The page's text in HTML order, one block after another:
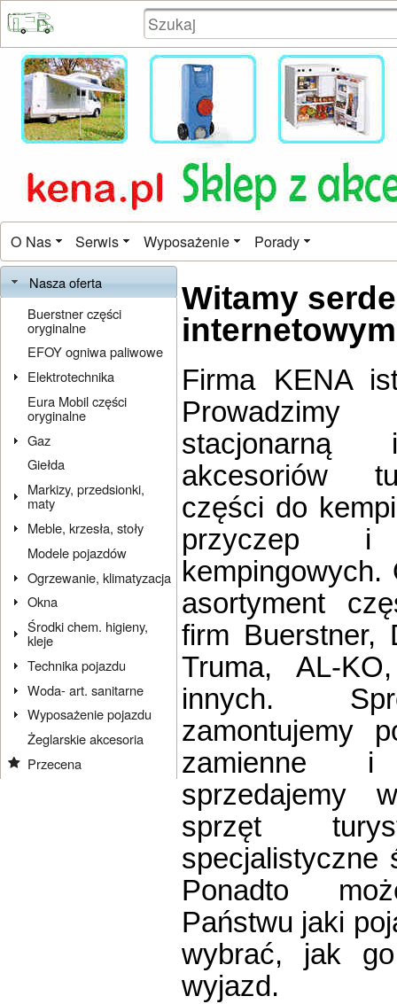
O Nas Serwis Wyposażenie Porady
Nasza oferta
Buerstner części
oryginalne
EFOY ogniwa paliwowe
Elektrotechnika
Eura Mobil części
oryginalne
Gaz
Giełda
Markizy, przedsionki,
maty
Meble, krzesła, stoły
Modele pojazdów
Ogrzewanie, klimatyzacja
Okna
Środki chem. higieny,
kleje
Technika pojazdu
Woda- art. sanitarne
Wyposażenie pojazdu
Żeglarskie akcesoria
Przecena
Witamy
internetowym
Firma KENA
stacjonarną
akcesoriów
części do
przyczep i
kempingowych.
asortyment
firm Buerstner,
Truma, AL-
innych.
zamontujemy
zamienne i
sprzedajemy
sprzęt
specjalistyczne
Ponadto
Państwu jaki
wybrać, jak
wyjazd.